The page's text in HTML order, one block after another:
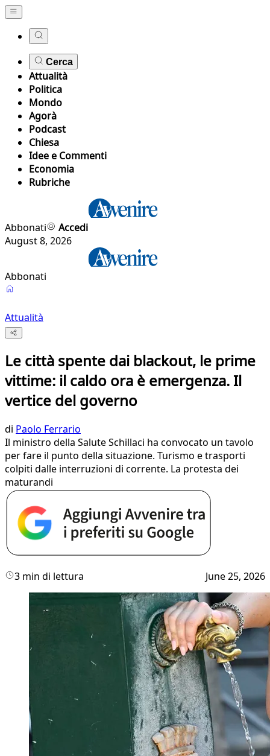
Cerca
Attualità
Politica
Mondo
Agorà
Podcast
Chiesa
Idee e Commenti
Economia
Rubriche
Abbonati
Accedi
August 8, 2026
Abbonati
Attualità
Le città spente dai blackout, le prime
vittime: il caldo ora è emergenza. Il
vertice del governo
di Paolo Ferrario
Il ministro della Salute Schillaci ha convocato un tavolo
per fare il punto della situazione. Turismo e trasporti
colpiti dalle interruzioni di corrente. La protesta dei
maturandi
3 min di lettura June 25, 2026